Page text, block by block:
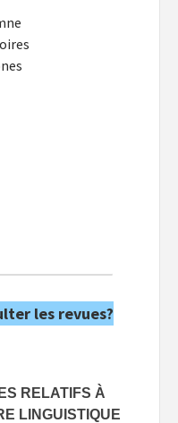
les revues?
RELATIFS À
LINGUISTIQUE